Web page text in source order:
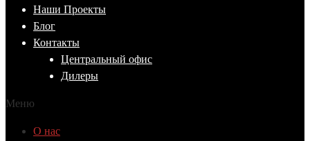
Наши Проекты
Блог
Контакты
Центральный офис
Дилеры
Меню
О нас